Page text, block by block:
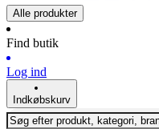
Alle produkter
Find butik
Log ind
Indkøbskurv